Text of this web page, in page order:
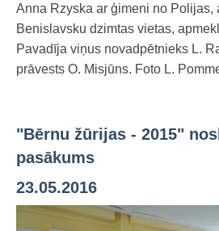
Bērnu, jauniešu un
Ziemeļvalstu literatūras
Darbs ar tiešsaites
Publicitāte
Anna Rzyska ar ģimeni no Polijas,
Benislavsku dzimtas vietas,
Pavadīja viņus novadpētnieks L.
prāvests O. Misjūns. Foto L.
"Bērnu žūrijas - 2015"
pasākums
23.05.2016